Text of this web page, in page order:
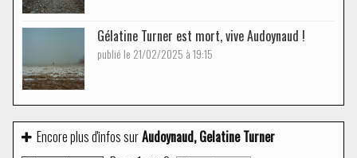
Gélatine Turner est mort, vive Audoynaud !
publié le 21/02/2025 à 19:15
Encore plus d'infos surAudoynaud, Gelatine Turner